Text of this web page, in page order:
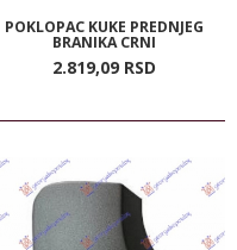
POKLOPAC KUKE PREDNJEG
BRANIKA CRNI
2.819,09 RSD